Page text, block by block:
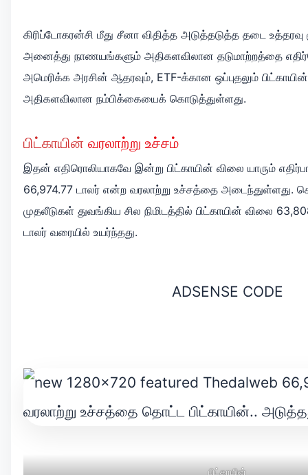
கிரிப்டோகரன்சி மீது சீனா விதித்த அடுத்தடுத்த தடை உத்தரவு
அனைத்து நாணயங்களும் அதிகளவிலான தடுமாற்றத்தை
அமெரிக்க அரசின் ஆதரவும், ETF-க்கான ஒப்புதலும்
அதிகளவிலான நம்பிக்கையைக் கொடுத்துள்ளது.
பிட்காயின் வரலாற்று உச்சம்
இதன் எதிரொலியாகவே இன்று பிட்காயின் விலை யாரும்
66,974.77 டாலர் என்ற வரலாற்று உச்சத்தை அடைந்துள்ளது.
முதலீடுகள் துவங்கிய சில நிமிடத்தில் பிட்காயின் விலை
டாலர் வரையில் உயர்ந்தது.
ADSENSE CODE
பிட்காயின்